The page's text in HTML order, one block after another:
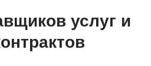
услуг и